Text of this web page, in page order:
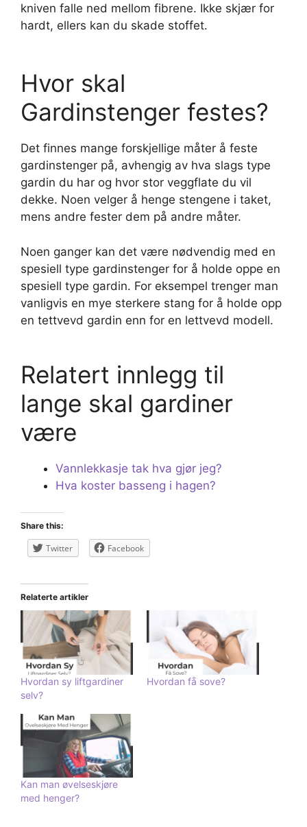
kniven falle ned mellom fibrene. Ikke skjær for
hardt, ellers kan du skade stoffet.
Hvor skal
Gardinstenger festes?
Det finnes mange forskjellige måter å feste
gardinstenger på, avhengig av hva slags type
gardin du har og hvor stor veggflate du vil
dekke. Noen velger å henge stengene i taket,
mens andre fester dem på andre måter.
Noen ganger kan det være nødvendig med en
spesiell type gardinstenger for å holde oppe en
spesiell type gardin. For eksempel trenger man
vanligvis en mye sterkere stang for å holde opp
en tettvevd gardin enn for en lettvevd modell.
Relatert innlegg til
lange skal gardiner
være
Vannlekkasje tak hva gjør jeg?
Hva koster basseng i hagen?
Share this:
Twitter Facebook
Relaterte artikler
Hvordan sy liftgardiner
selv?
Hvordan få sove?
Kan man øvelseskjøre
med henger?